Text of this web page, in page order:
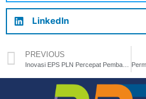
LinkedIn
PREVIOUS